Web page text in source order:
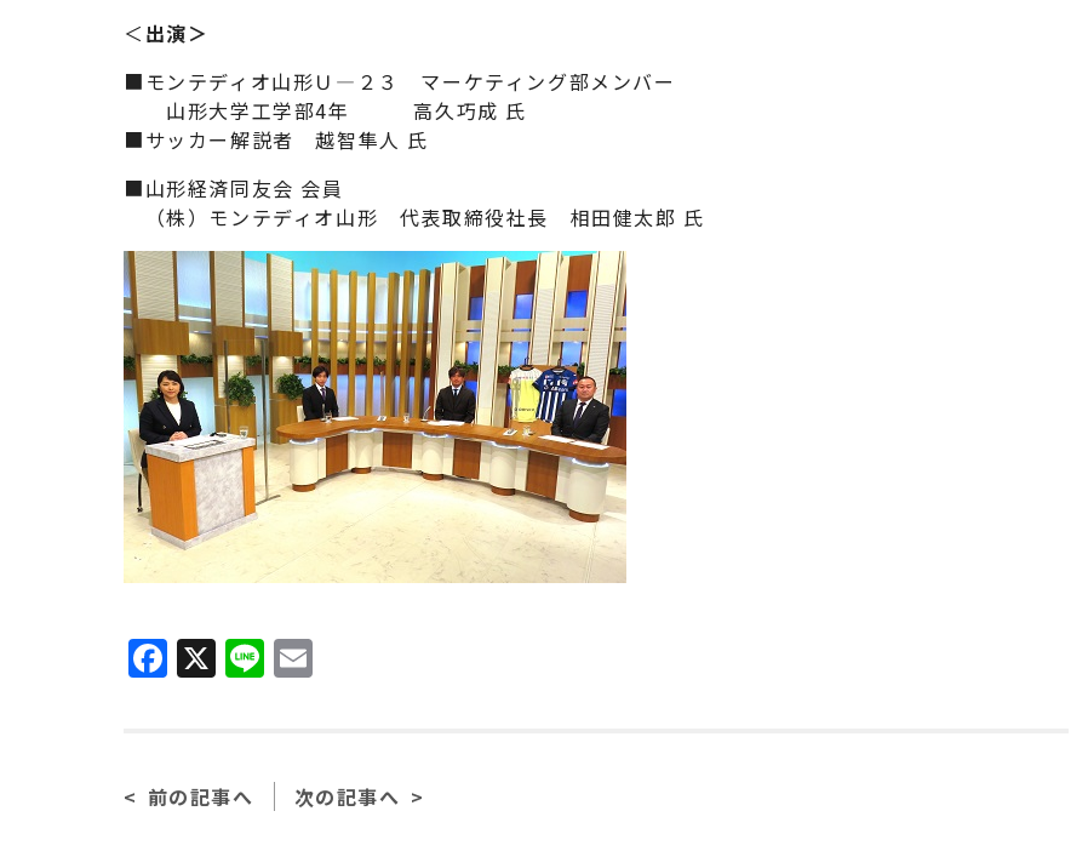
＜ 出演＞
■モンテディオ山形Ｕ―２３ マーケティング部メンバー
山形大学工学部4年 高久巧成 氏
■サッカー解説者 越智隼人 氏
■山形経済同友会 会員
（株）モンテディオ山形 代表取締役社長 相田健太郎 氏
Facebook
X Line
前の記事へ 次の記事へ